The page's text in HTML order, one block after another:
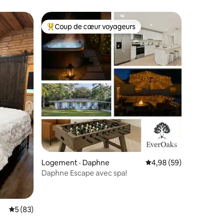
plus aimés
Note moyenne de 5 sur 5, 83 commentaires
5 (83)
Coup de cœur voyageurs parmi les plus aimés
Coup de cœur voyageurs
Logement · Daphne Note moyenne de
4,98 (59)
Daphne Escape avec spa!